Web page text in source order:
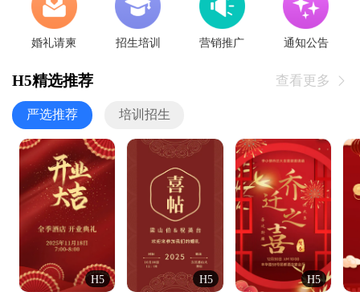
婚礼请柬 招生培训 营销推广 通知公告
H5精选推荐 查看更多 
严选推荐 培训招生
H5 H5 H5